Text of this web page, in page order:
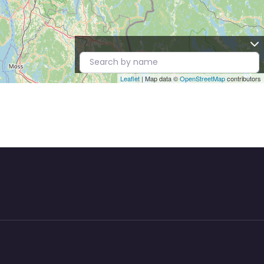
Leaflet | Map data ©OpenStreetMapcontributors